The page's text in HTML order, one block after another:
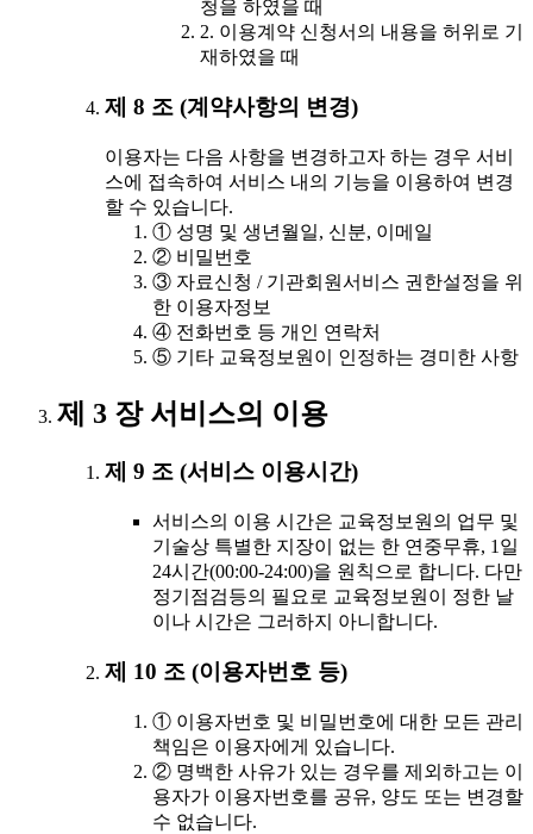
청을 하였을 때
2. 이용계약 신청서의 내용을 허위로 기
재하였을 때
제 8 조 (계약사항의 변경)
이용자는 다음 사항을 변경하고자 하는 경우 서비
스에 접속하여 서비스 내의 기능을 이용하여 변경
할 수 있습니다.
① 성명 및 생년월일, 신분, 이메일
② 비밀번호
③ 자료신청 / 기관회원서비스 권한설정을 위
한 이용자정보
④ 전화번호 등 개인 연락처
⑤ 기타 교육정보원이 인정하는 경미한 사항
제 3 장 서비스의 이용
제 9 조 (서비스 이용시간)
서비스의 이용 시간은 교육정보원의 업무 및
기술상 특별한 지장이 없는 한 연중무휴, 1일
24시간(00:00-24:00)을 원칙으로 합니다. 다만
정기점검등의 필요로 교육정보원이 정한 날
이나 시간은 그러하지 아니합니다.
제 10 조 (이용자번호 등)
① 이용자번호 및 비밀번호에 대한 모든 관리
책임은 이용자에게 있습니다.
② 명백한 사유가 있는 경우를 제외하고는 이
용자가 이용자번호를 공유, 양도 또는 변경할
수 없습니다.